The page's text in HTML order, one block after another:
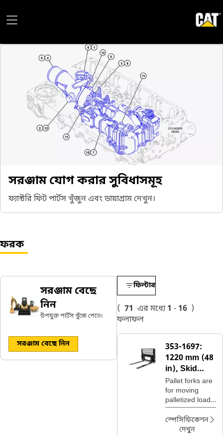
সরঞ্জাম যোগ করার সুবিধাসমূহ
ফ্যাক্টরি ফিট পার্টস খুঁজুন এবং ডায়াগ্রাম দেখুন।
ফরক
সরঞ্জাম বেছে
নিন
উপযুক্ত পার্টস খুঁজে পেতে।
সরঞ্জাম বেছে নিন
ফিল্টার
( 71 এর মধ্যে1 - 16 )
ফলাফল
353-1697:
1220 mm (48
in), Skid
Steer
Coupler,
Class II
Pallet forks are
for moving
palletized loads
on construction
sites, handling
bagged fertilizer
স্পেসিফিকেশন
দেখুন